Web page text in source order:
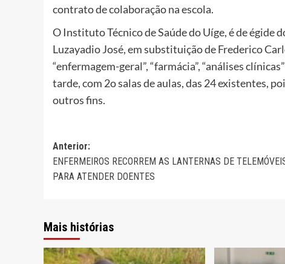
contrato de colaboração na escola.
O Instituto Técnico de Saúde do Uíge, é de égide
Luzayadio José, em substituição de Frederico
“enfermagem-geral”, “farmácia”, “análises
tarde, com 2o salas de aulas, das 24 existentes,
outros fins.
Navegação
de
Anterior:
ENFERMEIROS RECORREM AS LANTERNAS DE
PARA ATENDER DOENTES
Mais histórias